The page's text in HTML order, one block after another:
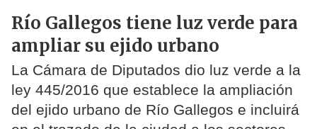
Río Gallegos tiene luz verde para
ampliar su ejido urbano
La Cámara de Diputados dio luz verde a la
ley 445/2016 que establece la ampliación
del ejido urbano de Río Gallegos e incluirá